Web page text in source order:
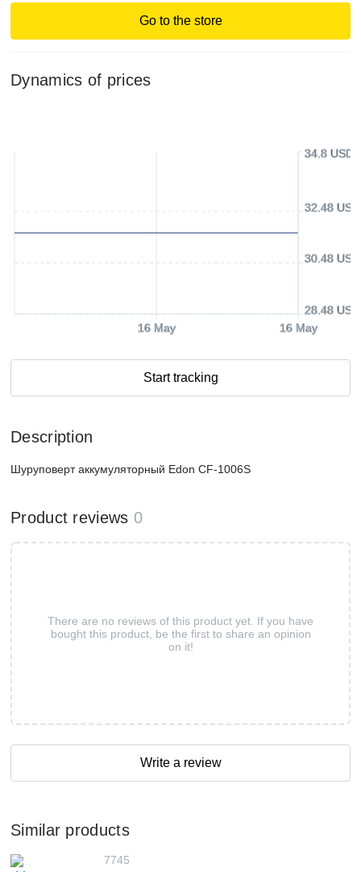
Go to the store
Dynamics of prices
16 May 16 May
28.48 USD
30.48 USD
32.48 USD
34.8 USD
Start tracking
Description
Шуруповерт аккумуляторный Edon CF-1006S
Product reviews 0
There are no reviews of this product yet. If you have
bought this product, be the first to share an opinion
on it!
Write a review
Similar products
7745